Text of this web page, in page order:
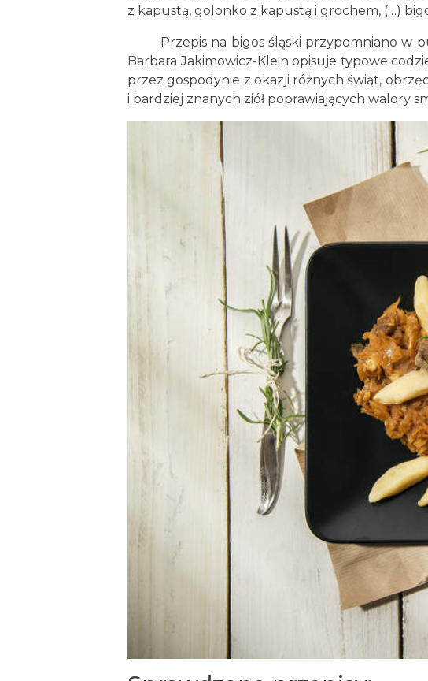
z kapustą, golonko z kapustą i grochem, (…)
Przepis na bigos śląski przypomniano w
Barbara Jakimowicz-Klein opisuje typowe
przez gospodynie z okazji różnych świąt,
i bardziej znanych ziół poprawiających walory